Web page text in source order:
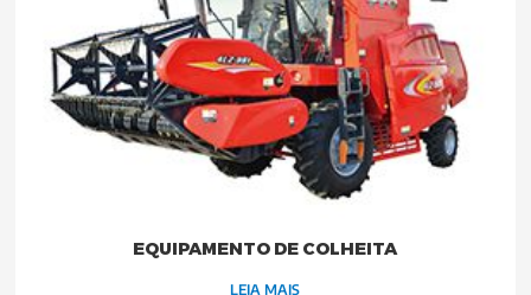
EQUIPAMENTO DE COLHEITA
LEIA MAIS